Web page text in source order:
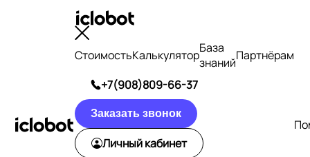
СтоимостьКалькуляторБаза
знанийПартнёрам
+7(908)809-66-37
Заказать звонок
Личный кабинет